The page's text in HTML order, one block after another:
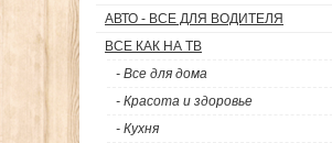
АВТО - ВСЕ ДЛЯ ВОДИТЕЛЯ
ВСЕ КАК НА ТВ
- Все для дома
- Красота и здоровье
- Кухня